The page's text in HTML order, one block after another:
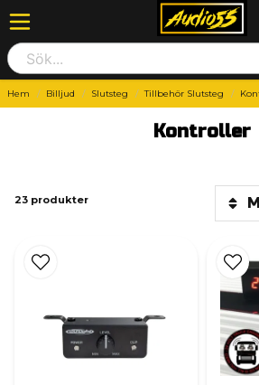
Hem Billjud Slutsteg Tillbehör Slutsteg
Kontroller
23 produkter